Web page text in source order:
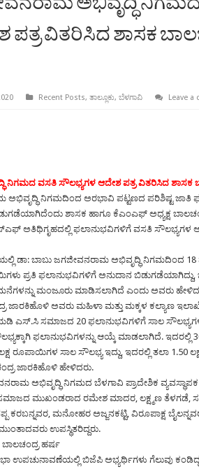
ಅಭಿವೃದ್ಧಿ
ವಿತರಿಸಿದ ಶಾಸಕ
Recent Posts, ತಾಲ್ಲೂಕು, ಬೆಳಗಾವಿ Leave
ನಿಗಮದ ವಸತಿ ಸೌಲಭ್ಯಗಳ ಆದೇಶ ಪತ್ರ ವಿತರಿಸಿದ ಶಾಸಕ
ಅಭಿವೃದ್ಧಿ ನಿಗಮದಿಂದ ಅರಭಾವಿ ಪಟ್ಟಣದ ಪರಿಶಿಷ್ಟ ಜಾತಿ
ಶಾಸಕ ಹಾಗೂ ಕೆಎಂಎಫ್ ಅಧ್ಯಕ್ಷ
ಅತಿಥಿಗೃಹದಲ್ಲಿ ಫಲಾನುಭವಿಗಳಿಗೆ ವಸತಿ ಸೌಲಭ್ಯಗಳ
ಡಾ: ಬಾಬು ಜಗಜೀವನರಾಮ ಅಭಿವೃದ್ಧಿ ನಿಗಮದಿಂದ
ಪ್ರತಿ ಫಲಾನುಭವಿಗಳಿಗೆ ಅನುದಾನ
ಮಂಜೂರು ಮಾಡಿಸಲಾಗಿದೆ ಎಂದು ಅವರು
ಜಾರಕಿಹೊಳಿ ಅವರು ಮಹಿಳಾ ಮತ್ತು ಮಕ್ಕಳ ಕಲ್ಯಾಣ
ಸಮಾಜದ 20 ಫಲಾನುಭವಿಗಳಿಗೆ ಸಾಲ ಸೌಲಭ್ಯಗಳ
ಫಲಾನುಭವಿಗಳನ್ನು ಆಯ್ಕೆ ಮಾಡಲಾಗಿದೆ. ಇದರಲ್ಲಿ
ರೂಪಾಯಿಗಳ ಸಾಲ ಸೌಲಭ್ಯ ಇದ್ದು, ಇದರಲ್ಲಿ ತಲಾ 1.50
ಜಾರಕಿಹೊಳಿ ಹೇಳಿದರು.
ಅಭಿವೃದ್ಧಿ ನಿಗಮದ ಬೆಳಗಾವಿ ಪ್ರಾದೇಶಿಕ
ಮುಖಂಡರಾದ ರಮೇಶ ಮಾದರ, ಲಕ್ಷ್ಮಣ ತೆಳಗಡೆ,
ಕರಬನ್ನವರ, ಮನೋಹರ ಅಜ್ಜನಕಟ್ಟಿ, ವಿರೂಪಾಕ್ಷ
ಉಪಸ್ಥಿತರಿದ್ದರು.
ಹರ್ಷ
ಉಪಚುನಾವಣೆಯಲ್ಲಿ ಬಿಜೆಪಿ ಅಭ್ಯರ್ಥಿಗಳು ಗೆಲುವು